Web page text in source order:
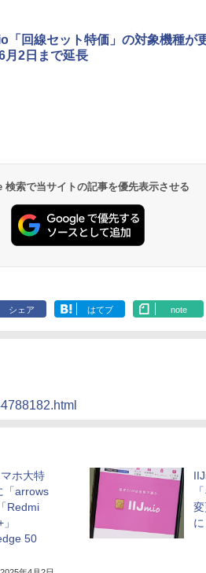
「回線セット特価」の対象機種が
月2日まで延長
検索で当サイトの記事を優先表示させる
シェア はてブ note
ホ大特
「arrows
Redmi
50